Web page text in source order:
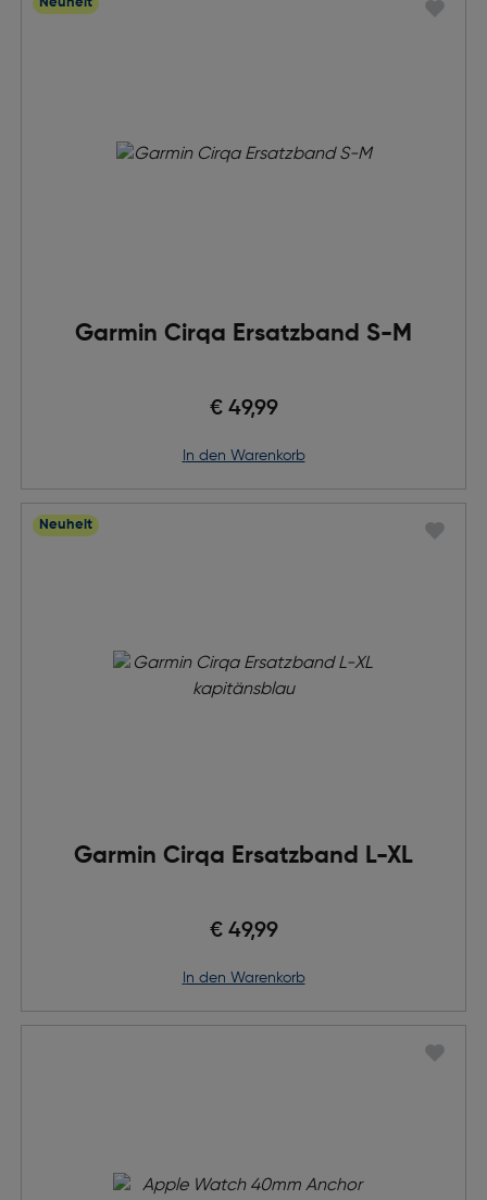
Garmin Cirqa Ersatzband S-M
€ 49,99
in den Warenkorb
Garmin Cirqa Ersatzband L-XL
€ 49,99
in den Warenkorb
Neuheit